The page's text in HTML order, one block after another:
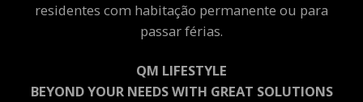
residentes com habitação permanente ou para
passar férias.
QM LIFESTYLE
BEYOND YOUR NEEDS WITH GREAT SOLUTIONS